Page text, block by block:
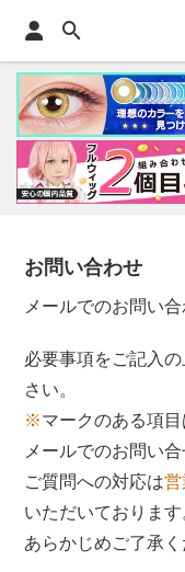
お問い合わせ
メールでのお問い
必要事項をご記入
さい。
※マークのある項目
メールでのお問い
ご質問への対応は
いただいております
あらかじめご了承く